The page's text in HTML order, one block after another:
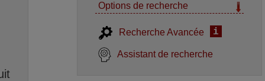
Options de recherche
Recherche Avancée i
Assistant de recherche